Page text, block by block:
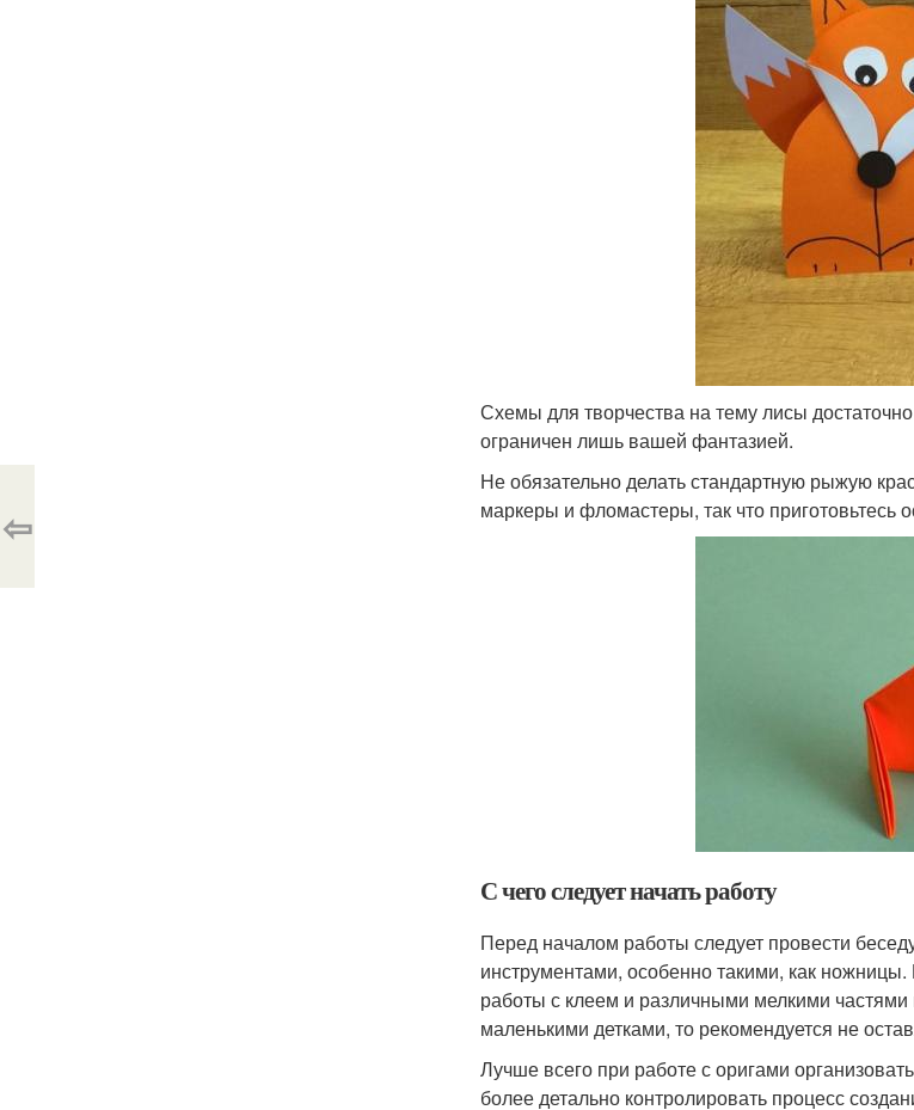
Схемы для творчества на тему лисы
ограничен лишь вашей фантазией.
Не обязательно делать стандартную рыжую
маркеры и фломастеры, так что приготовьтесь
С чего следует начать работу
Перед началом работы следует провести
инструментами, особенно такими, как
работы с клеем и различными мелкими
маленькими детками, то рекомендуется не
Лучше всего при работе с оригами
более детально контролировать процесс
⇦